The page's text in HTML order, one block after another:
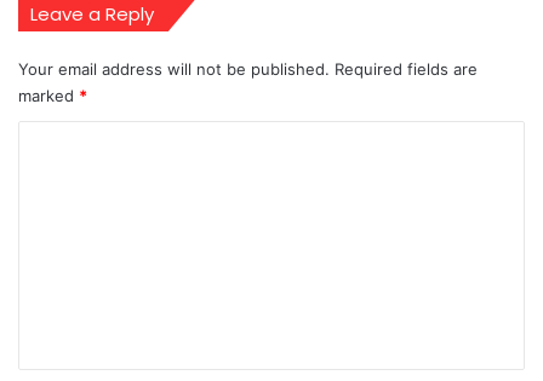
Leave a Reply
Your email address will not be published. Required fields are
marked *